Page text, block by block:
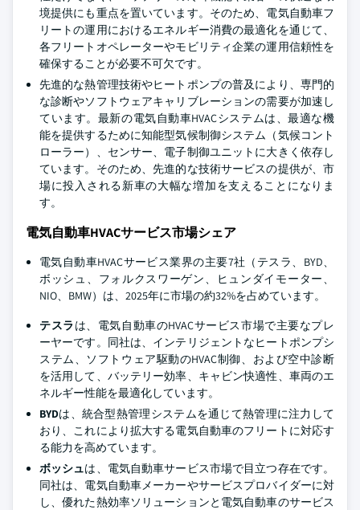
境提供にも重点を置いています。そのため、電気自動車フ
リートの運用におけるエネルギー消費の最適化を通じて、
各フリートオペレーターやモビリティ企業の運用信頼性を
確保することが必要不可欠です。
先進的な熱管理技術やヒートポンプの普及により、専門的
な診断やソフトウェアキャリブレーションの需要が加速し
ています。最新の電気自動車HVACシステムは、最適な機
能を提供するために知能型気候制御システム（気候コント
ローラー）、センサー、電子制御ユニットに大きく依存し
ています。そのため、先進的な技術サービスの提供が、市
場に投入される新車の大幅な増加を支えることになりま
す。
電気自動車HVACサービス市場シェア
電気自動車HVACサービス業界の主要7社（テスラ、BYD、
ボッシュ、フォルクスワーゲン、ヒュンダイモーター、
NIO、BMW）は、2025年に市場の約32%を占めています。
テスラは、電気自動車のHVACサービス市場で主要なプレ
ーヤーです。同社は、インテリジェントなヒートポンプシ
ステム、ソフトウェア駆動のHVAC制御、および空中診断
を活用して、バッテリー効率、キャビン快適性、車両のエ
ネルギー性能を最適化しています。
BYDは、統合型熱管理システムを通じて熱管理に注力して
おり、これにより拡大する電気自動車のフリートに対応す
る能力を高めています。
ボッシュは、電気自動車サービス市場で目立つ存在です。
同社は、電気自動車メーカーやサービスプロバイダーに対
し、優れた熱効率ソリューションと電気自動車のサービス